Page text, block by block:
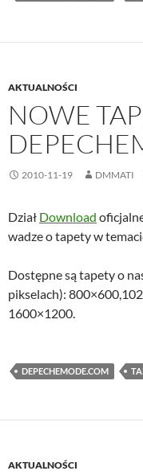
AKTUALNOŚCI
NOWE
2010-11-19 DMMATI
Dział Download
wadze o tapety w
Dostępne są tapety o
pikselach):
1600×1200.
DEPECHEMODE.COM
AKTUALNOŚCI